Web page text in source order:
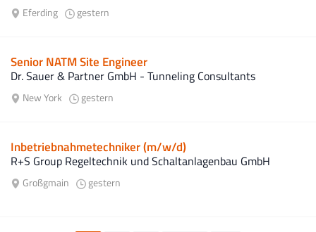
Eferding gestern
Senior NATM Site Engineer
Dr. Sauer & Partner GmbH - Tunneling Consultants
New York gestern
Inbetriebnahmetechniker (m/w/d)
R+S Group Regeltechnik und Schaltanlagenbau GmbH
Großgmain gestern